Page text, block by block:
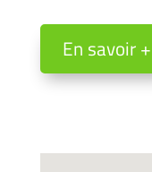
En savoir +